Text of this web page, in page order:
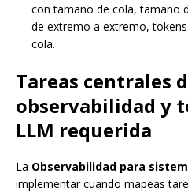
con tamaño de cola, tamaño
de extremo a extremo,
cola.
Tareas centrales
observabilidad y
LLM requerida
La Observabilidad para
implementar cuando mapeas